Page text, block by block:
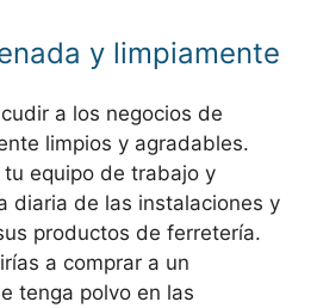
y limpiamente
a los negocios de
limpios y agradables.
equipo de trabajo y
diaria de las instalaciones y
productos de ferretería.
a comprar a un
tenga polvo en las